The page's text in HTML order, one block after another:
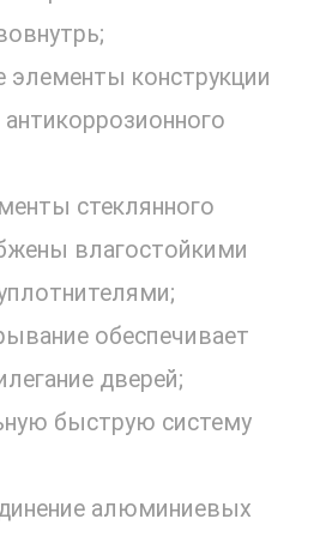
элементы конструкции
стеклянного
влагостойкими
обеспечивает
дверей;
быструю систему
алюминиевых